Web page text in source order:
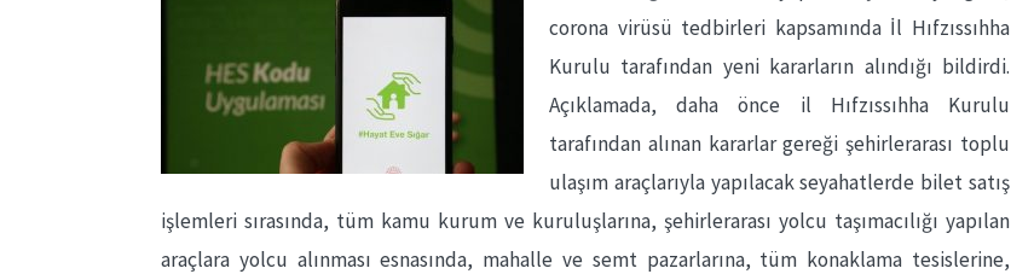
corona virüsü tedbirleri kapsamında İl Hıfzıssıhha
Kurulu tarafından yeni kararların alındığı bildirdi.
Açıklamada, daha önce il Hıfzıssıhha Kurulu
tarafından alınan kararlar gereği şehirlerarası toplu
ulaşım araçlarıyla yapılacak seyahatlerde bilet satış
işlemleri sırasında, tüm kamu kurum ve kuruluşlarına, şehirlerarası yolcu taşımacılığı yapılan
araçlara yolcu alınması esnasında, mahalle ve semt pazarlarına, tüm konaklama tesislerine,